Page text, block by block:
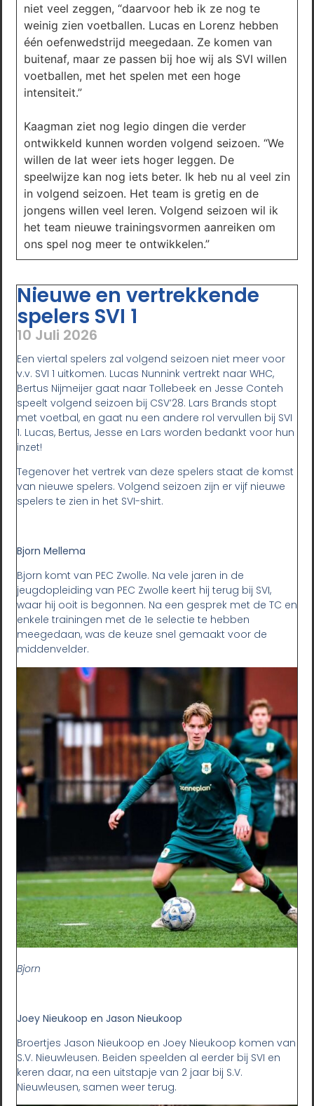
niet veel zeggen, “daarvoor heb ik ze nog te
weinig zien voetballen. Lucas en Lorenz hebben
één oefenwedstrijd meegedaan. Ze komen van
buitenaf, maar ze passen bij hoe wij als SVI willen
voetballen, met het spelen met een hoge
intensiteit.”
Kaagman ziet nog legio dingen die verder
ontwikkeld kunnen worden volgend seizoen. “We
willen de lat weer iets hoger leggen. De
speelwijze kan nog iets beter. Ik heb nu al veel zin
in volgend seizoen. Het team is gretig en de
jongens willen veel leren. Volgend seizoen wil ik
het team nieuwe trainingsvormen aanreiken om
ons spel nog meer te ontwikkelen.”
Nieuwe en vertrekkende
spelers SVI 1
10 Juli 2026
Een viertal spelers zal volgend seizoen niet meer voor
v.v. SVI 1 uitkomen. Lucas Nunnink vertrekt naar WHC,
Bertus Nijmeijer gaat naar Tollebeek en Jesse Conteh
speelt volgend seizoen bij CSV’28. Lars Brands stopt
met voetbal, en gaat nu een andere rol vervullen bij SVI
1. Lucas, Bertus, Jesse en Lars worden bedankt voor hun
inzet!
Tegenover het vertrek van deze spelers staat de komst
van nieuwe spelers. Volgend seizoen zijn er vijf nieuwe
spelers te zien in het SVI-shirt.
Bjorn Mellema
Bjorn komt van PEC Zwolle. Na vele jaren in de
jeugdopleiding van PEC Zwolle keert hij terug bij SVI,
waar hij ooit is begonnen. Na een gesprek met de TC en
enkele trainingen met de 1e selectie te hebben
meegedaan, was de keuze snel gemaakt voor de
middenvelder.
Bjorn
Joey Nieukoop en Jason Nieukoop
Broertjes Jason Nieukoop en Joey Nieukoop komen van
S.V. Nieuwleusen. Beiden speelden al eerder bij SVI en
keren daar, na een uitstapje van 2 jaar bij S.V.
Nieuwleusen, samen weer terug.